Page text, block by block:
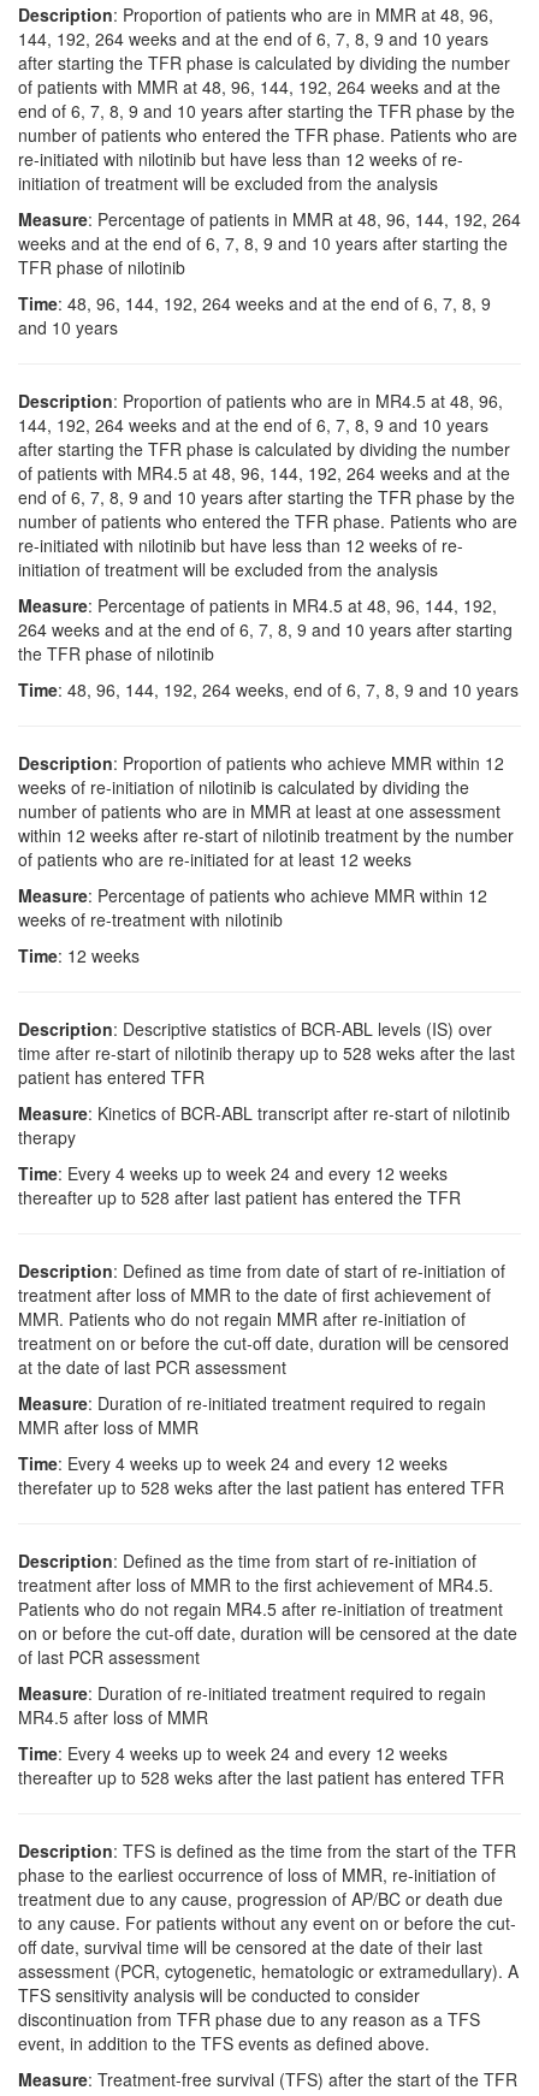
Description: Proportion of patients who are in MMR at 48, 96,
144, 192, 264 weeks and at the end of 6, 7, 8, 9 and 10 years
after starting the TFR phase is calculated by dividing the number
of patients with MMR at 48, 96, 144, 192, 264 weeks and at the
end of 6, 7, 8, 9 and 10 years after starting the TFR phase by the
number of patients who entered the TFR phase. Patients who are
re-initiated with nilotinib but have less than 12 weeks of re-
initiation of treatment will be excluded from the analysis
Measure: Percentage of patients in MMR at 48, 96, 144, 192, 264
weeks and at the end of 6, 7, 8, 9 and 10 years after starting the
TFR phase of nilotinib
Time: 48, 96, 144, 192, 264 weeks and at the end of 6, 7, 8, 9
and 10 years
Description: Proportion of patients who are in MR4.5 at 48, 96,
144, 192, 264 weeks and at the end of 6, 7, 8, 9 and 10 years
after starting the TFR phase is calculated by dividing the number
of patients with MR4.5 at 48, 96, 144, 192, 264 weeks and at the
end of 6, 7, 8, 9 and 10 years after starting the TFR phase by the
number of patients who entered the TFR phase. Patients who are
re-initiated with nilotinib but have less than 12 weeks of re-
initiation of treatment will be excluded from the analysis
Measure: Percentage of patients in MR4.5 at 48, 96, 144, 192,
264 weeks and at the end of 6, 7, 8, 9 and 10 years after starting
the TFR phase of nilotinib
Time: 48, 96, 144, 192, 264 weeks, end of 6, 7, 8, 9 and 10 years
Description: Proportion of patients who achieve MMR within 12
weeks of re-initiation of nilotinib is calculated by dividing the
number of patients who are in MMR at least at one assessment
within 12 weeks after re-start of nilotinib treatment by the number
of patients who are re-initiated for at least 12 weeks
Measure: Percentage of patients who achieve MMR within 12
weeks of re-treatment with nilotinib
Time: 12 weeks
Description: Descriptive statistics of BCR-ABL levels (IS) over
time after re-start of nilotinib therapy up to 528 weks after the last
patient has entered TFR
Measure: Kinetics of BCR-ABL transcript after re-start of nilotinib
therapy
Time: Every 4 weeks up to week 24 and every 12 weeks
thereafter up to 528 after last patient has entered the TFR
Description: Defined as time from date of start of re-initiation of
treatment after loss of MMR to the date of first achievement of
MMR. Patients who do not regain MMR after re-initiation of
treatment on or before the cut-off date, duration will be censored
at the date of last PCR assessment
Measure: Duration of re-initiated treatment required to regain
MMR after loss of MMR
Time: Every 4 weeks up to week 24 and every 12 weeks
therefater up to 528 weks after the last patient has entered TFR
Description: Defined as the time from start of re-initiation of
treatment after loss of MMR to the first achievement of MR4.5.
Patients who do not regain MR4.5 after re-initiation of treatment
on or before the cut-off date, duration will be censored at the date
of last PCR assessment
Measure: Duration of re-initiated treatment required to regain
MR4.5 after loss of MMR
Time: Every 4 weeks up to week 24 and every 12 weeks
thereafter up to 528 weks after the last patient has entered TFR
Description: TFS is defined as the time from the start of the TFR
phase to the earliest occurrence of loss of MMR, re-initiation of
treatment due to any cause, progression of AP/BC or death due
to any cause. For patients without any event on or before the cut-
off date, survival time will be censored at the date of their last
assessment (PCR, cytogenetic, hematologic or extramedullary). A
TFS sensitivity analysis will be conducted to consider
discontinuation from TFR phase due to any reason as a TFS
event, in addition to the TFS events as defined above.
Measure: Treatment-free survival (TFS) after the start of the TFR